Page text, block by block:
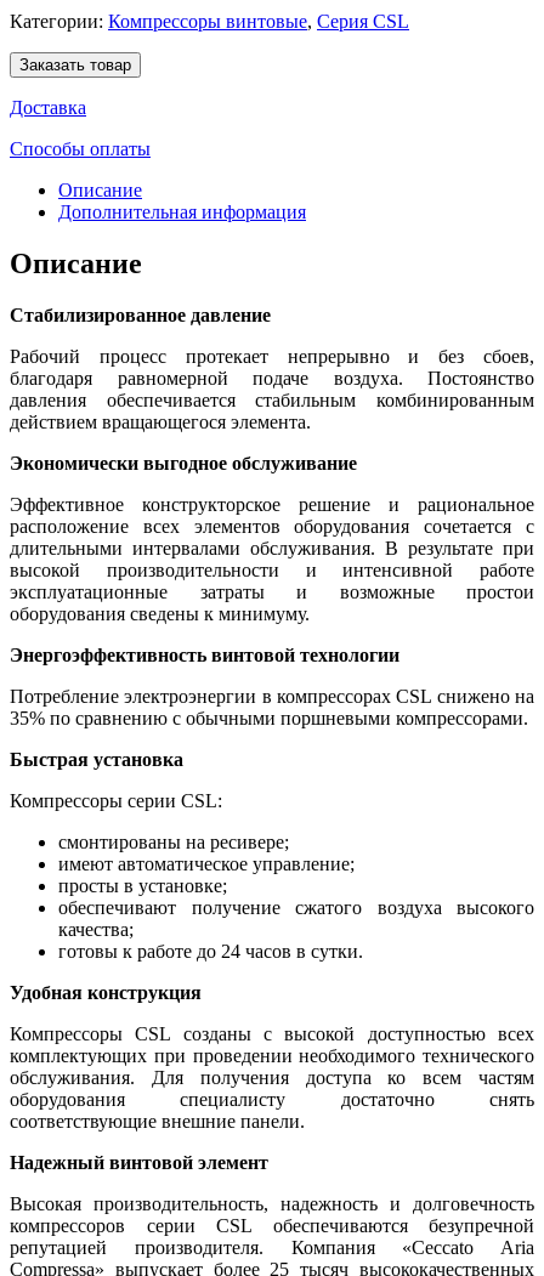
Категории: Компрессоры винтовые, Серия CSL
Заказать товар
Доставка
Способы оплаты
Описание
Дополнительная информация
Описание
Стабилизированное давление
Рабочий процесс протекает непрерывно и без сбоев,
благодаря равномерной подаче воздуха. Постоянство
давления обеспечивается стабильным комбинированным
действием вращающегося элемента.
Экономически выгодное обслуживание
Эффективное конструкторское решение и рациональное
расположение всех элементов оборудования сочетается с
длительными интервалами обслуживания. В результате при
высокой производительности и интенсивной работе
эксплуатационные затраты и возможные простои
оборудования сведены к минимуму.
Энергоэффективность винтовой технологии
Потребление электроэнергии в компрессорах CSL снижено на
35% по сравнению с обычными поршневыми компрессорами.
Быстрая установка
Компрессоры серии CSL:
смонтированы на ресивере;
имеют автоматическое управление;
просты в установке;
обеспечивают получение сжатого воздуха высокого
качества;
готовы к работе до 24 часов в сутки.
Удобная конструкция
Компрессоры CSL созданы с высокой доступностью всех
комплектующих при проведении необходимого технического
обслуживания. Для получения доступа ко всем частям
оборудования специалисту достаточно снять
соответствующие внешние панели.
Надежный винтовой элемент
Высокая производительность, надежность и долговечность
компрессоров серии CSL обеспечиваются безупречной
репутацией производителя. Компания «Ceccato Aria
Compressa» выпускает более 25 тысяч высококачественных